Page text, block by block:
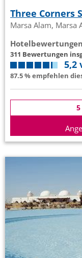
Three Corners
Marsa Alam, Marsa
311 Bewertungen
5,2
87.5 % empfehlen